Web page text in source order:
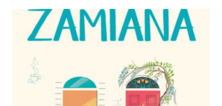
bo na pobliskim zamku straszy, a ktoś przeprowadza
tajemnicze, choć niby archeologiczne, poszukiwania. Adam
Bahdaj miał szczęście do ekranizacji swoich powieści. I
Wakacje z duchami i Podróż za jeden uśmiech zrealizował
Stanisław Jędryka ( tu o nim posłuchacie i poczytacie o
filmie), a obydwa seriale zapadły w pamięć wielu setkom
widzów. Mnie jednak ukształtowały w znacznej mierze (tak